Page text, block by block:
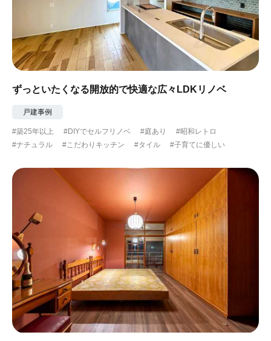
ずっといたくなる開放的で快適な広々LDKリノベ
戸建事例
#築25年以上 #DIYでセルフリノベ #庭あり
#昭和レトロ
#ナチュラル
#こだわりキッチン #タイル #子育てに優しい